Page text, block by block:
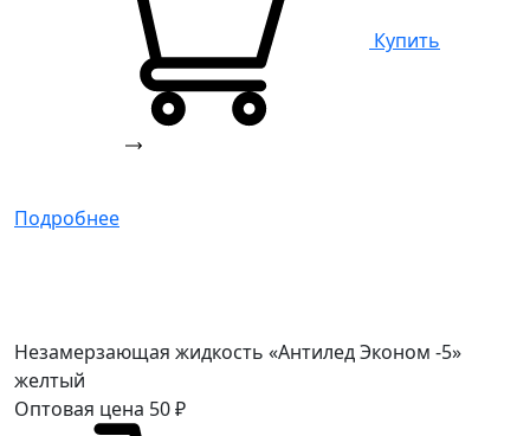
Купить
Подробнее
Незамерзающая жидкость «Антилед Эконом -5»
желтый
Оптовая цена 50₽